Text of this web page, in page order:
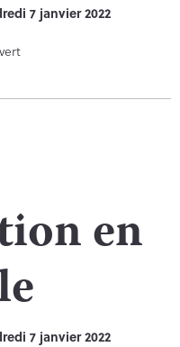
7 janvier 2022
en
7 janvier 2022